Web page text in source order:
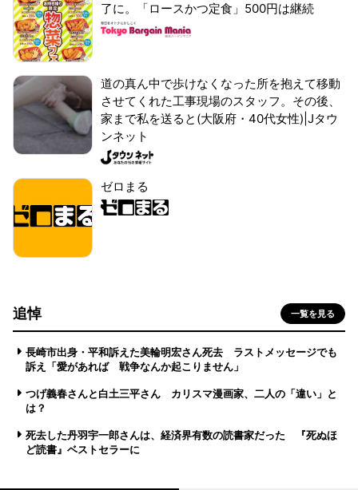
了に。「ロースかつ定食」500円は継続
道の真ん中で歩けなくなった所を抱えて移動
させてくれた工事現場のスタッフ。その後、
家まで私を送ると(大阪府・40代女性)|Jタウ
ンネット
ゼロまる
追悼 一覧を見る
長崎市出身・平和訴えた美輪明宏さん死去 ラストメッセージでも
訴え「愛があれば 戦争なんか起こりません」
つげ義春さんと白土三平さん カリスマ漫画家、二人の「違い」と
は？
死去した丹羽宇一郎さんは、経済界有数の読書家だった 『死ぬほ
ど読書』ベストセラーに